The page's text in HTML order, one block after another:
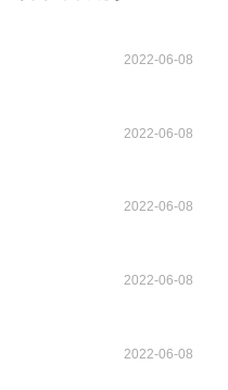
2022-06-08
2022-06-08
2022-06-08
2022-06-08
2022-06-08